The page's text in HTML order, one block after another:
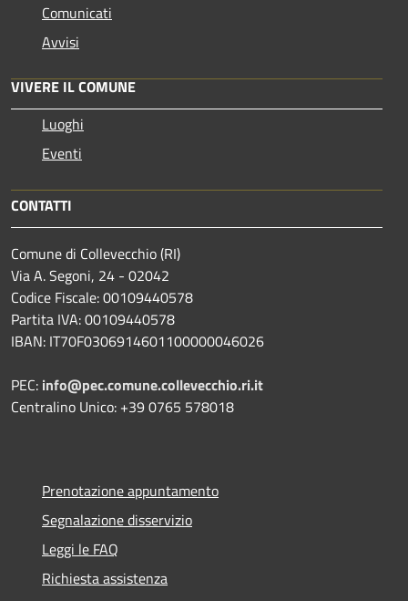
Comunicati
Avvisi
VIVERE IL COMUNE
Luoghi
Eventi
CONTATTI
Comune di Collevecchio (RI)
Via A. Segoni, 24 - 02042
Codice Fiscale: 00109440578
Partita IVA: 00109440578
IBAN: IT70F0306914601100000046026
PEC: info@pec.comune.collevecchio.ri.it
Centralino Unico: +39 0765 578018
Prenotazione appuntamento
Segnalazione disservizio
Leggi le FAQ
Richiesta assistenza